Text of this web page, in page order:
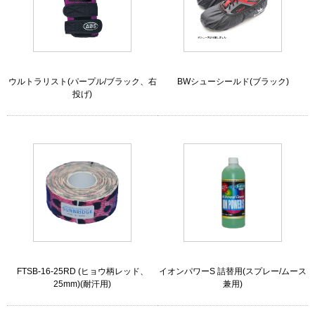
ウルトラリスト(パープル/ブラック、右
投げ)
BWシューシールド(ブラック)
FTSB-16-25RD (ヒョウ柄レッド、
25mm)(耐汗用)
イオンパワーS 詰替用(スプレー/ムース
兼用)